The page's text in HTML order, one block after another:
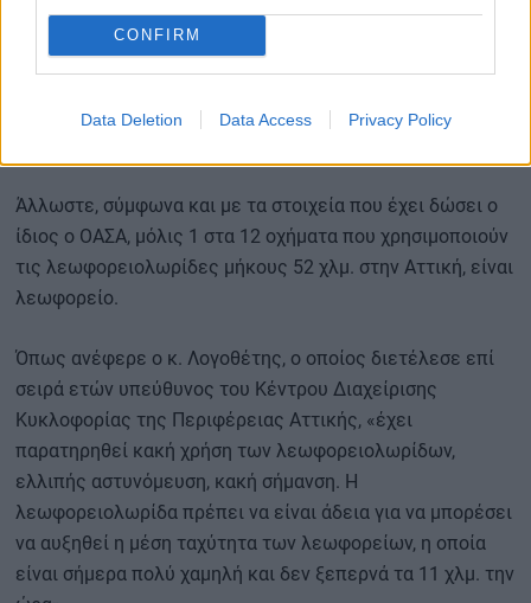
CONFIRM
Data Deletion Data Access Privacy Policy
Με την πρότασηζητείται η διαμόρφωση αυτοτελούς
άρθρου στον ΚΟΚ, στο οποίο θα ορίζεται ρητά ότι
λωρίδες αποκλειστικής κίνησης λεωφορείων, στις
Άλλωστε, σύμφωνα και με τα στοιχεία που έχει δώσει ο
ίδιος ο ΟΑΣΑ, μόλις 1 στα 12 οχήματα που χρησιμοποιούν
τις λεωφορειολωρίδες μήκους 52 χλμ. στην Αττική, είναι
λεωφορείο.
Όπως ανέφερε ο κ. Λογοθέτης, ο οποίος διετέλεσε επί
σειρά ετών υπεύθυνος του Κέντρου Διαχείρισης
Κυκλοφορίας της Περιφέρειας Αττικής, «έχει
παρατηρηθεί κακή χρήση των λεωφορειολωρίδων,
ελλιπής αστυνόμευση, κακή σήμανση. Η
λεωφορειολωρίδα πρέπει να είναι άδεια για να μπορέσει
να αυξηθεί η μέση ταχύτητα των λεωφορείων, η οποία
είναι σήμερα πολύ χαμηλή και δεν ξεπερνά τα 11 χλμ. την